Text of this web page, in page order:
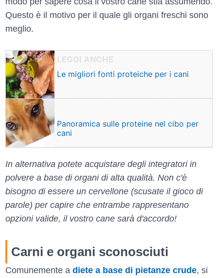
Questo è il motivo per il quale gli organi freschi sono
meglio.
Le migliori fonti proteiche per i cani
Panoramica sulle proteine nel cibo per
cani
In alternativa potete acquistare degli integratori in
polvere a base di organi di alta qualità. Non c'è
bisogno di essere un cervellone (scusate il gioco di
parole) per capire che entrambe rappresentano
opzioni valide, il vostro cane sarà d'accordo!
Carni e organi sconosciuti
Comunemente a diete a base di pietanze crude, si